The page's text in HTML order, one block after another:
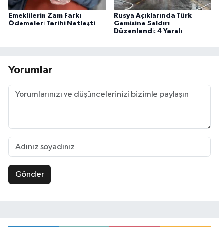
Emeklilerin Zam Farkı
Ödemeleri Tarihi Netleşti
Rusya Açıklarında Türk
Gemisine Saldırı
Düzenlendi: 4 Yaralı
Yorumlar
Gönder